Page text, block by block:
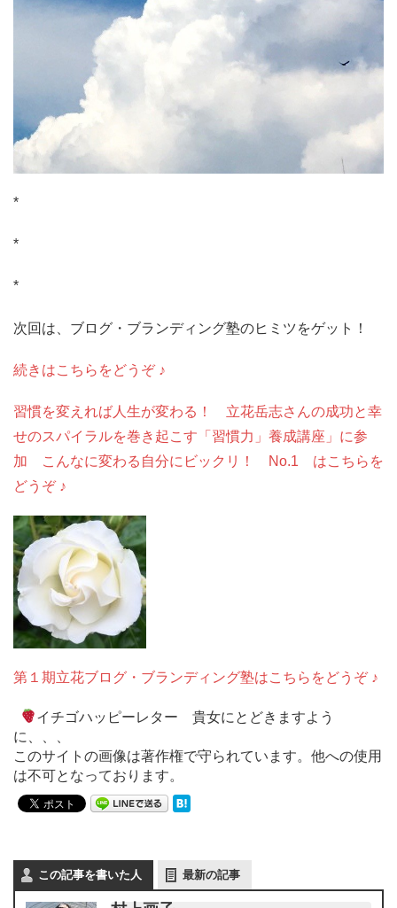
*
*
*
次回は、ブログ・ブランディング塾のヒミツをゲット！
続きはこちらをどうぞ ♪
習慣を変えれば人生が変わる！ 立花岳志さんの成功と幸
せのスパイラルを巻き起こす「習慣力」養成講座」に参
加 こんなに変わる自分にビックリ！ No.1 はこちらを
どうぞ ♪
第１期立花ブログ・ブランディング塾はこちらをどうぞ ♪
イチゴハッピーレター 貴女にとどきますよう
に、、、
このサイトの画像は著作権で守られています。他への使用
は不可となっております。
この記事を書いた人 最新の記事